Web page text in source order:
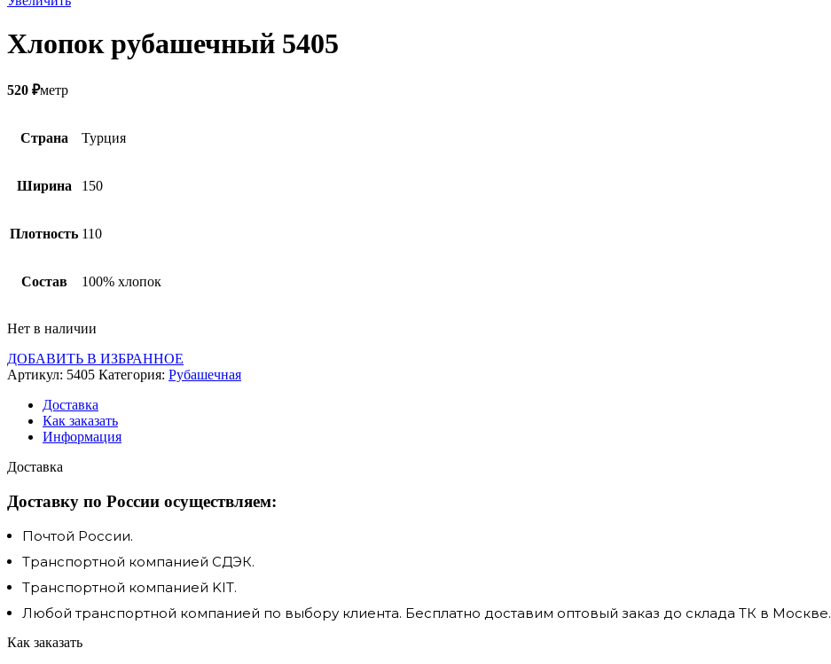
Хлопок рубашечный 5405
520 ₽метр
Страна Турция
Ширина 150
Плотность 110
Состав 100% хлопок
Нет в наличии
ДОБАВИТЬ В ИЗБРАННОЕ
Артикул: 5405 Категория: Рубашечная
Доставка
Как заказать
Информация
Доставка
Доставку по России осуществляем:
Почтой России.
Транспортной компанией СДЭК.
Транспортной компанией KIT.
Любой транспортной компанией по выбору клиента. Бесплатно доставим оптовый заказ до склада ТК в Москве.
Как заказать